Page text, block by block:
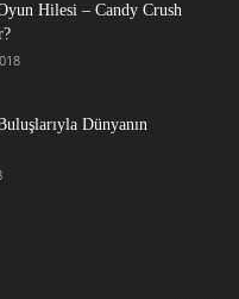
Hilesi – Candy Crush
Dünyanın